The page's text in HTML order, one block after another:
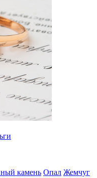
камень Опал Жемчуг